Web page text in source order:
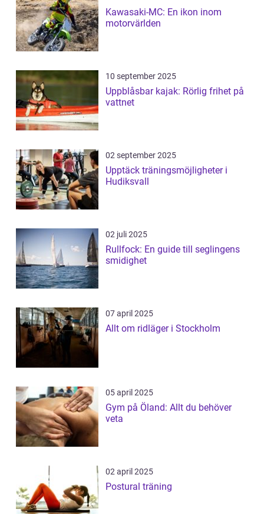
Kawasaki-MC: En ikon inom
motorvärlden
10 september 2025
Uppblåsbar kajak: Rörlig frihet på
vattnet
02 september 2025
Upptäck träningsmöjligheter i
Hudiksvall
02 juli 2025
Rullfock: En guide till seglingens
smidighet
07 april 2025
Allt om ridläger i Stockholm
05 april 2025
Gym på Öland: Allt du behöver
veta
02 april 2025
Postural träning